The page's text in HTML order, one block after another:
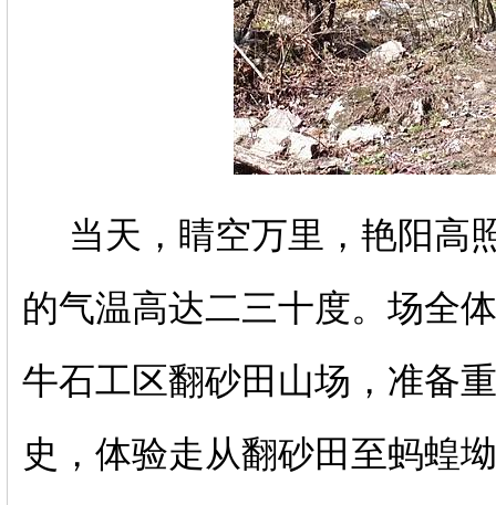
当天，睛空万里，艳阳高
的气温高达二三十度。场全
牛石工区翻砂田山场，准备
史，体验走从翻砂田至蚂蝗